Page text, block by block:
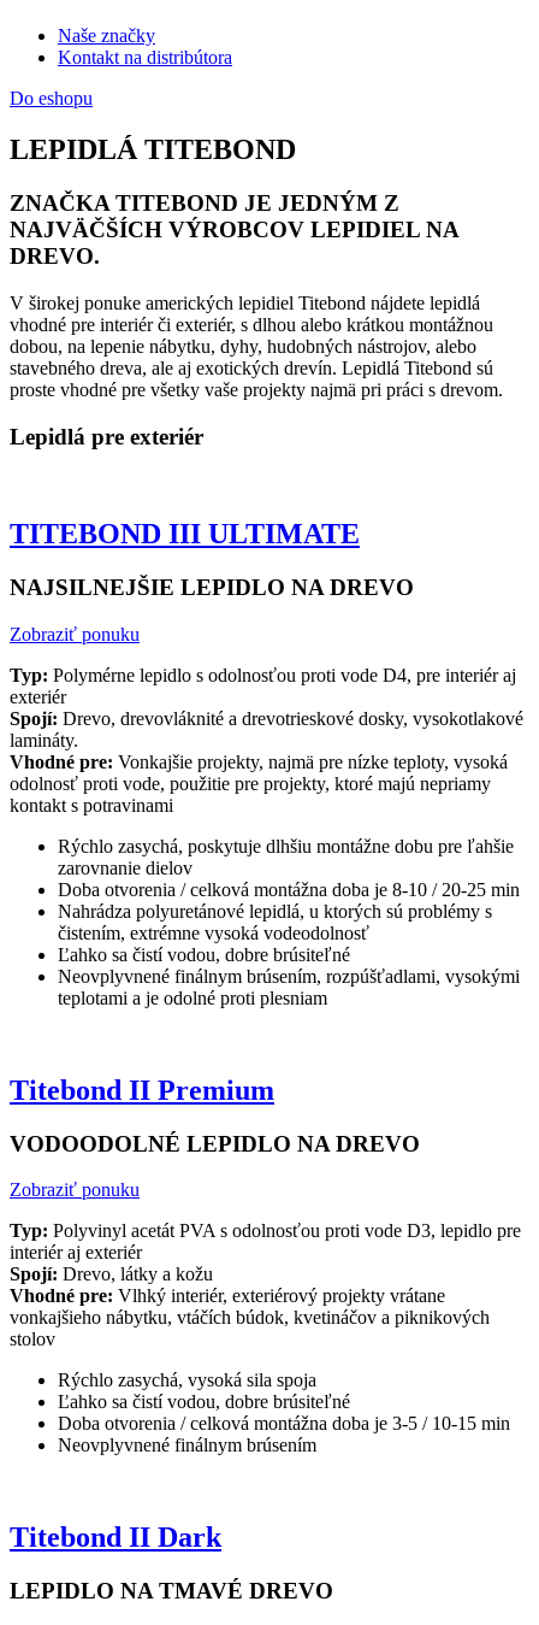
Naše značky
Kontakt na distribútora
Do eshopu
LEPIDLÁ TITEBOND
ZNAČKA TITEBOND JE JEDNÝM Z
NAJVÄČŠÍCH VÝROBCOV LEPIDIEL NA
DREVO.
V širokej ponuke amerických lepidiel Titebond nájdete lepidlá
vhodné pre interiér či exteriér, s dlhou alebo krátkou montážnou
dobou, na lepenie nábytku, dyhy, hudobných nástrojov, alebo
stavebného dreva, ale aj exotických drevín. Lepidlá Titebond sú
proste vhodné pre všetky vaše projekty najmä pri práci s drevom.
Lepidlá pre exteriér
TITEBOND III ULTIMATE
NAJSILNEJŠIE LEPIDLO NA DREVO
Zobraziť ponuku
Typ: Polymérne lepidlo s odolnosťou proti vode D4, pre interiér aj
exteriér
Spojí: Drevo, drevovláknité a drevotrieskové dosky, vysokotlakové
lamináty.
Vhodné pre: Vonkajšie projekty, najmä pre nízke teploty, vysoká
odolnosť proti vode, použitie pre projekty, ktoré majú nepriamy
kontakt s potravinami
Rýchlo zasychá, poskytuje dlhšiu montážne dobu pre ľahšie
zarovnanie dielov
Doba otvorenia / celková montážna doba je 8-10 / 20-25 min
Nahrádza polyuretánové lepidlá, u ktorých sú problémy s
čistením, extrémne vysoká vodeodolnosť
Ľahko sa čistí vodou, dobre brúsiteľné
Neovplyvnené finálnym brúsením, rozpúšťadlami, vysokými
teplotami a je odolné proti plesniam
Titebond II Premium
VODOODOLNÉ LEPIDLO NA DREVO
Zobraziť ponuku
Typ: Polyvinyl acetát PVA s odolnosťou proti vode D3, lepidlo pre
interiér aj exteriér
Spojí: Drevo, látky a kožu
Vhodné pre: Vlhký interiér, exteriérový projekty vrátane
vonkajšieho nábytku, vtáčích búdok, kvetináčov a piknikových
stolov
Rýchlo zasychá, vysoká sila spoja
Ľahko sa čistí vodou, dobre brúsiteľné
Doba otvorenia / celková montážna doba je 3-5 / 10-15 min
Neovplyvnené finálnym brúsením
Titebond II Dark
LEPIDLO NA TMAVÉ DREVO